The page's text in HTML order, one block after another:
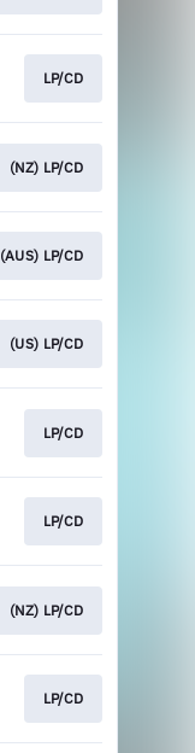
LP/CD
(NZ) LP/CD
(AUS) LP/CD
(US) LP/CD
LP/CD
LP/CD
(NZ) LP/CD
LP/CD